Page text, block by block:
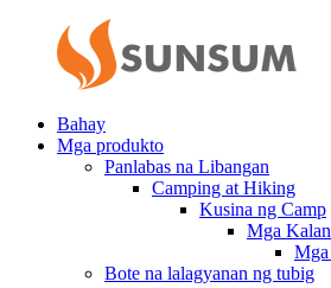
Bahay
Mga produkto
Panlabas na Libangan
Camping at Hiking
Kusina ng Camp
Mga
Bote na lalagyanan ng tubig